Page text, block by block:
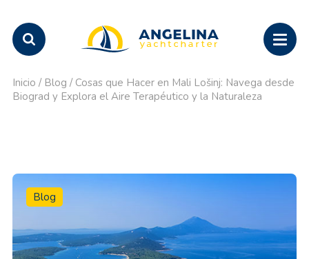
Inicio / Blog / Cosas que Hacer en Mali Lošinj: Navega desde
Biograd y Explora el Aire Terapéutico y la Naturaleza
Blog